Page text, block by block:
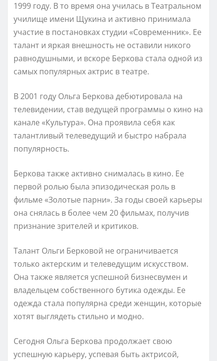
1999 году. В то время она училась в Театральном
училище имени Щукина и активно принимала
участие в постановках студии «Современник». Ее
талант и яркая внешность не оставили никого
равнодушными, и вскоре Беркова стала одной из
самых популярных актрис в театре.
В 2001 году Ольга Беркова дебютировала на
телевидении, став ведущей программы о кино на
канале «Культура». Она проявила себя как
талантливый телеведущий и быстро набрала
популярность.
Беркова также активно снималась в кино. Ее
первой ролью была эпизодическая роль в
фильме «Золотые парни». За годы своей карьеры
она снялась в более чем 20 фильмах, получив
признание зрителей и критиков.
Талант Ольги Берковой не ограничивается
только актерским и телеведущим искусством.
Она также является успешной бизнесвумен и
владельцем собственного бутика одежды. Ее
одежда стала популярна среди женщин, которые
хотят выглядеть стильно и модно.
Сегодня Ольга Беркова продолжает свою
успешную карьеру, успевая быть актрисой,